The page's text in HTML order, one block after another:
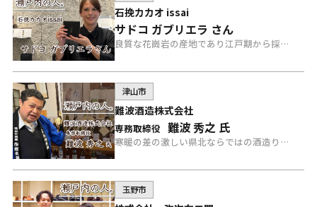
石挽カカオ issai
サドコ ガブリエラ さん
良質な花崗岩の産地であり江戸期から採石が続く銘石のひとつ、矢掛町にある「石挽カカオissai」のサドコ ガブリエラさんにインタビュー。
津山市
難波酒造株式会社
専務取締役 難波 秀之 氏
寒暖の差の激しい県北ならではの酒造りを行い、他に例を見ない酒蔵の経歴をもつ「難波酒造」の難波さんにインタビュー。
玉野市